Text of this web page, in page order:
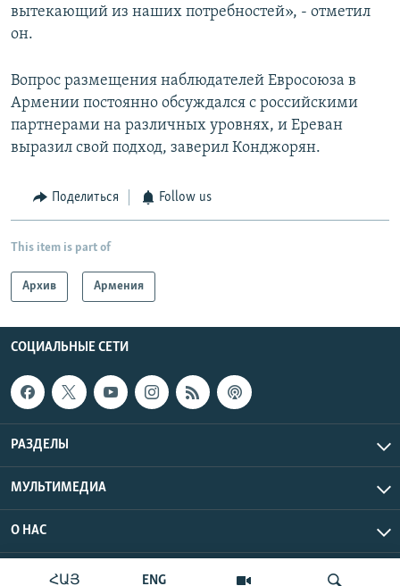
ՀԱՅ ENG
вытекающий из наших потребностей», - отметил
он.
Вопрос размещения наблюдателей Евросоюза в
Армении постоянно обсуждался с российскими
партнерами на различных уровнях, и Ереван
выразил свой подход, заверил Конджорян.
Поделиться Follow us
This item is part of
Архив Армения
СОЦИАЛЬНЫЕ СЕТИ
РАЗДЕЛЫ
МУЛЬТИМЕДИА
О НАС
Радио Азатутюн © 2026 RFE/RL, Inc. Все права защищены.